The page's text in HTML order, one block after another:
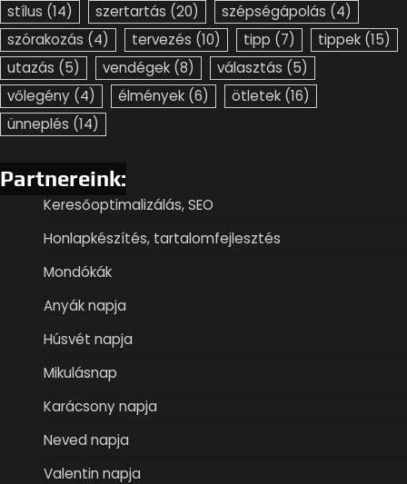
stílus (14) szertartás (20) szépségápolás (4)
szórakozás (4) tervezés (10) tipp (7) tippek (15)
utazás (5) vendégek (8) választás (5)
vőlegény (4) élmények (6) ötletek (16)
ünneplés (14)
Partnereink:
Keresőoptimalizálás, SEO
Honlapkészítés, tartalomfejlesztés
Mondókák
Anyák napja
Húsvét napja
Mikulásnap
Karácsony napja
Neved napja
Valentin napja